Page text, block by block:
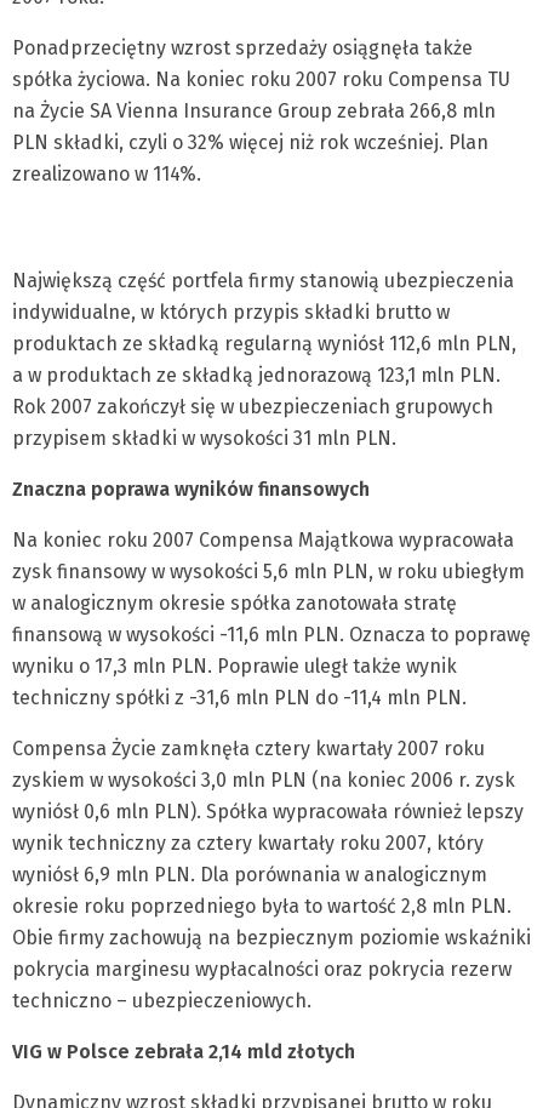
Ponadprzeciętny wzrost sprzedaży osiągnęła także
spółka życiowa. Na koniec roku 2007 roku Compensa TU
na Życie SA Vienna Insurance Group zebrała 266,8 mln
PLN składki, czyli o 32% więcej niż rok wcześniej. Plan
zrealizowano w 114%.
Największą część portfela firmy stanowią ubezpieczenia
indywidualne, w których przypis składki brutto w
produktach ze składką regularną wyniósł 112,6 mln PLN,
a w produktach ze składką jednorazową 123,1 mln PLN.
Rok 2007 zakończył się w ubezpieczeniach grupowych
przypisem składki w wysokości 31 mln PLN.
Znaczna poprawa wyników finansowych
Na koniec roku 2007 Compensa Majątkowa wypracowała
zysk finansowy w wysokości 5,6 mln PLN, w roku ubiegłym
w analogicznym okresie spółka zanotowała stratę
finansową w wysokości -11,6 mln PLN. Oznacza to poprawę
wyniku o 17,3 mln PLN. Poprawie uległ także wynik
techniczny spółki z -31,6 mln PLN do -11,4 mln PLN.
Compensa Życie zamknęła cztery kwartały 2007 roku
zyskiem w wysokości 3,0 mln PLN (na koniec 2006 r. zysk
wyniósł 0,6 mln PLN). Spółka wypracowała również lepszy
wynik techniczny za cztery kwartały roku 2007, który
wyniósł 6,9 mln PLN. Dla porównania w analogicznym
okresie roku poprzedniego była to wartość 2,8 mln PLN.
Obie firmy zachowują na bezpiecznym poziomie wskaźniki
pokrycia marginesu wypłacalności oraz pokrycia rezerw
techniczno – ubezpieczeniowych.
VIG w Polsce zebrała 2,14 mld złotych
Dynamiczny wzrost składki przypisanej brutto w roku